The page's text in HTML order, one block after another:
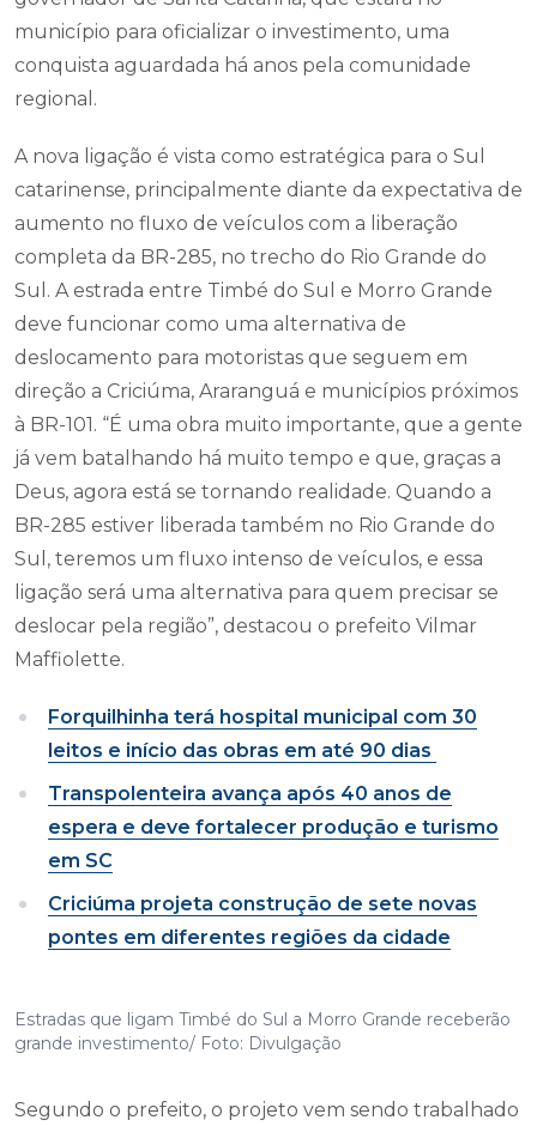
município para oficializar o investimento, uma
conquista aguardada há anos pela comunidade
regional.
A nova ligação é vista como estratégica para o Sul
catarinense, principalmente diante da expectativa de
aumento no fluxo de veículos com a liberação
completa da BR-285, no trecho do Rio Grande do
Sul. A estrada entre Timbé do Sul e Morro Grande
deve funcionar como uma alternativa de
deslocamento para motoristas que seguem em
direção a Criciúma, Araranguá e municípios próximos
à BR-101. “É uma obra muito importante, que a gente
já vem batalhando há muito tempo e que, graças a
Deus, agora está se tornando realidade. Quando a
BR-285 estiver liberada também no Rio Grande do
Sul, teremos um fluxo intenso de veículos, e essa
ligação será uma alternativa para quem precisar se
deslocar pela região”, destacou o prefeito Vilmar
Maffiolette.
Forquilhinha terá hospital municipal com 30
leitos e início das obras em até 90 dias
Transpolenteira avança após 40 anos de
espera e deve fortalecer produção e turismo
em SC
Criciúma projeta construção de sete novas
pontes em diferentes regiões da cidade
Estradas que ligam Timbé do Sul a Morro Grande receberão
grande investimento/ Foto: Divulgação
Segundo o prefeito, o projeto vem sendo trabalhado